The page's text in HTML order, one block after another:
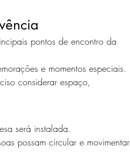
pontos de encontro da
e momentos especiais.
considerar espaço,
será instalada.
possam circular e movimentar